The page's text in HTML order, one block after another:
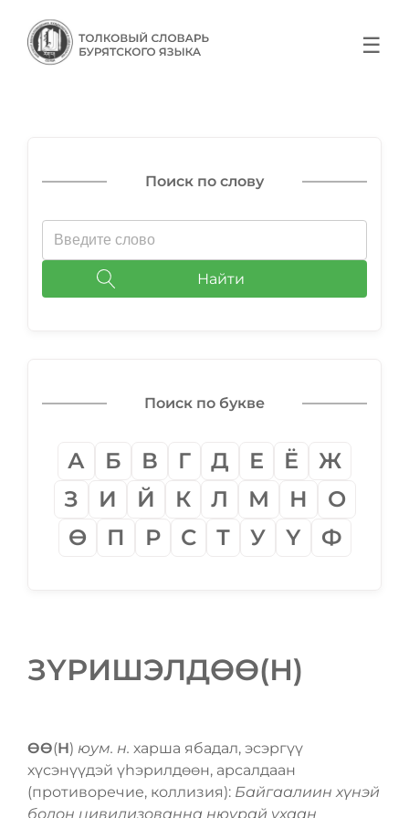
☰
Поиск по слову
Найти
Поиск по букве
А Б В Г Д Е Ё
Ж
З
И Й К Л М Н
О
Ѳ
П Р С Т У Ү Ф
ЗҮРИШЭЛДѲѲ(Н)
ѲѲ(Н) юум. н. харша ябадал, эсэргүү
хүсэнүүдэй үһэрилдѳѳн, арсалдаан
(противоречие, коллизия): Байгаалиин хүнэй
болон цивилизованна нюурай ухаан